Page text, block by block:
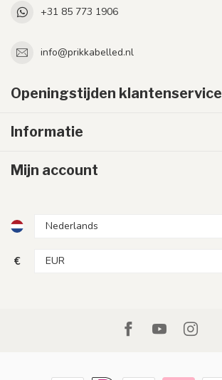
+31 85 773 1906
info@prikkabelled.nl
Openingstijden klantenservice
Informatie
Mijn account
€